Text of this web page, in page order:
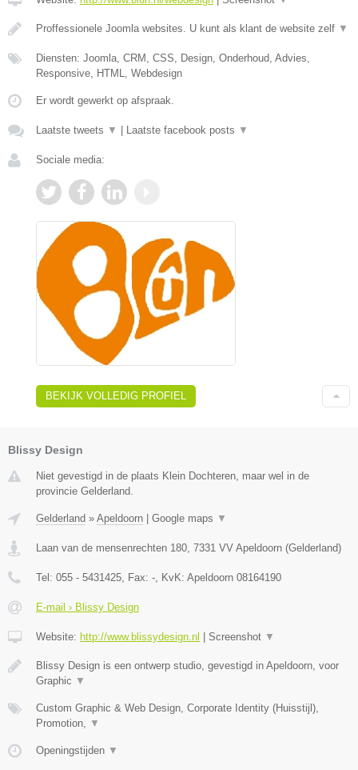
Proffessionele Joomla websites. U kunt als klant de website zelf ▼
Diensten: Joomla, CRM, CSS, Design, Onderhoud, Advies,
Responsive, HTML, Webdesign
Er wordt gewerkt op afspraak.
Laatste tweets ▼ Laatste facebook posts ▼
Sociale media:
BEKIJK VOLLEDIG PROFIEL
Blissy Design
Niet gevestigd in de plaats Klein Dochteren, maar wel in de
provincie Gelderland.
Gelderland » Apeldoorn Google maps ▼
Laan van de mensenrechten 180 7331 VV Apeldoorn (Gelderland)
Tel: 055 - 5431425 , Fax: - , KvK: Apeldoorn 08164190
E-mail › Blissy Design
Website: http://www.blissydesign.nl Screenshot ▼
Blissy Design is een ontwerp studio, gevestigd in Apeldoorn, voor
Graphic ▼
Custom Graphic & Web Design, Corporate Identity (Huisstijl),
Promotion,
▼
Openingstijden ▼